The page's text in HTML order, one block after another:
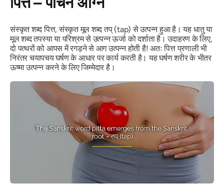
संस्कृत शब्दपित्त, संस्कृत मूल शब्द तप् (tap) से उत्पन्न हुआ है। यह धातु या
मूल शब्द तपस्या या परिश्रम से उत्पन्न ऊर्जा को दर्शाता है। उदाहरण के लिए,
दो पत्थरों को आपस में रगड़ने से आग उत्पन्न होती है! अतःपित्तप्रणाली भी
निरंतर चयापचय घर्षण के आधार पर कार्य करती है। यह घर्षण शरीर के भीतर
ऊष्मा उत्पन्न करने के लिए जिम्मेदार है।